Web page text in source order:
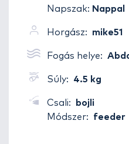
Napszak: Nappal
Horgász: mike51
Fogás helye:
Súly: 4.5 kg
Csali:
bojli
Módszer:
feeder